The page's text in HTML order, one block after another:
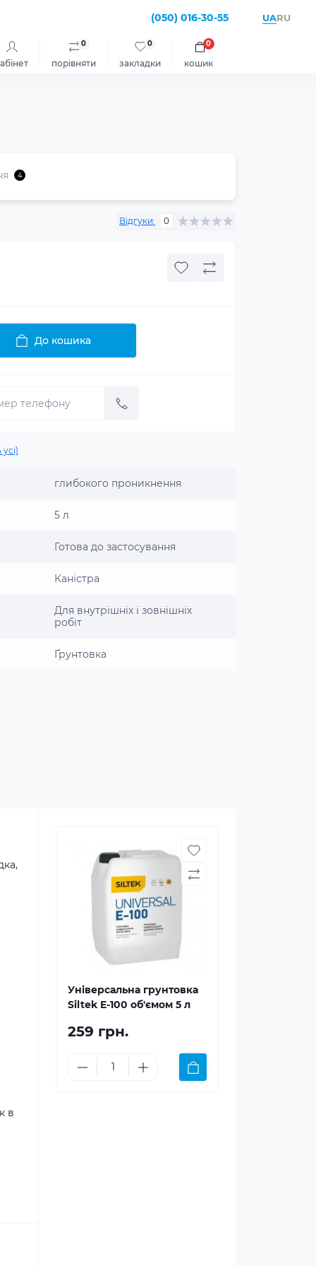
(050) 016-30-55 UARU
порівняти
0
закладки
0
кошик
0
4
Відгуки: 0
До кошика
глибокого проникнення
5 л
Готова до застосування
Каністра
Для внутрішніх і зовнішніх
робіт
Ґрунтовка
в
Універсальна грунтовка
Siltek E-100 об'ємом 5 л
259 грн.